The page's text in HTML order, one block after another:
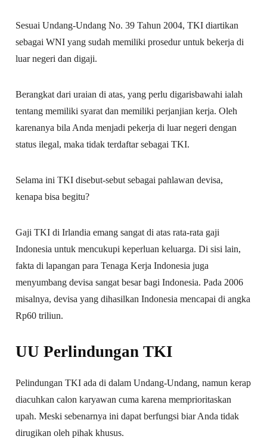
Sesuai Undang-Undang No. 39 Tahun 2004, TKI diartikan
sebagai WNI yang sudah memiliki prosedur untuk bekerja di
luar negeri dan digaji.
Berangkat dari uraian di atas, yang perlu digarisbawahi ialah
tentang memiliki syarat dan memiliki perjanjian kerja. Oleh
karenanya bila Anda menjadi pekerja di luar negeri dengan
status ilegal, maka tidak terdaftar sebagai TKI.
Selama ini TKI disebut-sebut sebagai pahlawan devisa,
kenapa bisa begitu?
Gaji TKI di Irlandia emang sangat di atas rata-rata gaji
Indonesia untuk mencukupi keperluan keluarga. Di sisi lain,
fakta di lapangan para Tenaga Kerja Indonesia juga
menyumbang devisa sangat besar bagi Indonesia. Pada 2006
misalnya, devisa yang dihasilkan Indonesia mencapai di angka
Rp60 triliun.
UU Perlindungan TKI
Pelindungan TKI ada di dalam Undang-Undang, namun kerap
diacuhkan calon karyawan cuma karena memprioritaskan
upah. Meski sebenarnya ini dapat berfungsi biar Anda tidak
dirugikan oleh pihak khusus.